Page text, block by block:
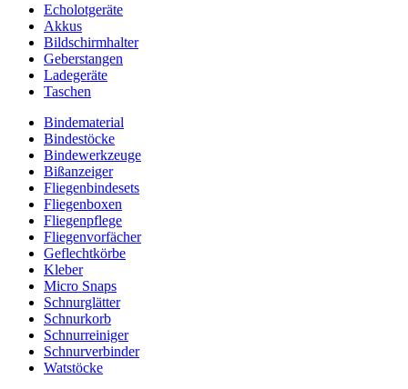
Echolotgeräte
Akkus
Bildschirmhalter
Geberstangen
Ladegeräte
Taschen
Bindematerial
Bindestöcke
Bindewerkzeuge
Bißanzeiger
Fliegenbindesets
Fliegenboxen
Fliegenpflege
Fliegenvorfächer
Geflechtkörbe
Kleber
Micro Snaps
Schnurglätter
Schnurkorb
Schnurreiniger
Schnurverbinder
Watstöcke